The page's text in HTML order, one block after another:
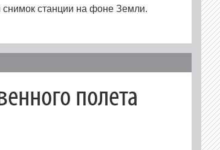
станции на фоне Земли.
полета